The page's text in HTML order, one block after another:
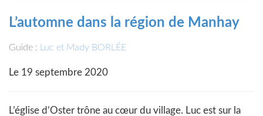
L’automne dans la région de Manhay
Guide : Luc et Mady BORLÉE
Le 19 septembre 2020
L’église d’Oster trône au cœur du village. Luc est sur la